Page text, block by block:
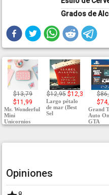
Grados de
$13,79
$11,99
Mr. Wonderful
Mini
Unicornios
$12,95 $12,3
Largo pétalo
de mar (Best
Sel
Grand
Auto
GTA
Opiniones